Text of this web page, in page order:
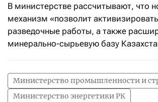
В министерстве рассчитывают, что
механизм «позволит
разведочные работы, а также
минерально-сырьевую базу
Министерство промышленности и
Министерство энергетики РК